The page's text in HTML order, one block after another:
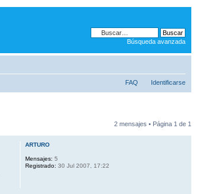
Búsqueda avanzada
FAQ Identificarse
2 mensajes • Página 1 de 1
ARTURO
Mensajes: 5
Registrado: 30 Jul 2007, 17:22